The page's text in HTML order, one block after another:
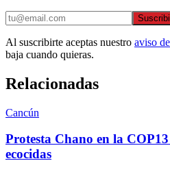
Al suscribirte aceptas nuestro aviso
baja cuando quieras.
Relacionadas
Cancún
Protesta Chano en la
ecocidas